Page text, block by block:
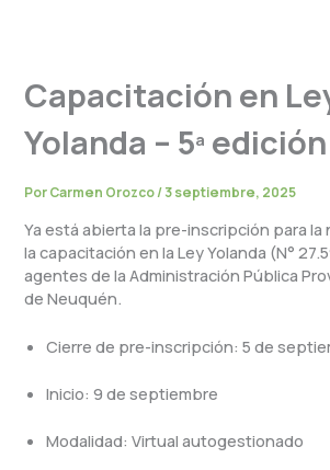
Capacitación en
Yolanda – 5ª edición
PorCarmen Orozco/3 septiembre, 2025
Ya está abierta la pre-inscripción para la
la capacitación en la Ley Yolanda (N°
agentes de la Administración Pública
de Neuquén.
Cierre de pre-inscripción: 5 de
Inicio: 9 de septiembre
Modalidad: Virtual autogestionado